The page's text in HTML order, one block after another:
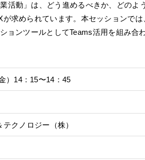
活動」は、どう進めるべきか、どのよ
求められています。本セッションで
ョンツールとしてTeams活用を組み合
）14：15〜14：45
クノロジー（株）